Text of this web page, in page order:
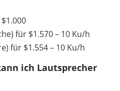
für $1.570 – 10 Ku/h
für $1.554 – 10 Ku/h
ich Lautsprecher